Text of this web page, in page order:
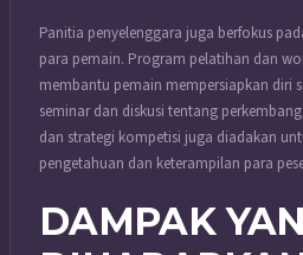
Panitia penyelenggara juga berfokus
para pemain. Program pelatihan dan
membantu pemain mempersiapkan diri
seminar dan diskusi tentang
dan strategi kompetisi juga diadakan
pengetahuan dan keterampilan para
DAMPAK